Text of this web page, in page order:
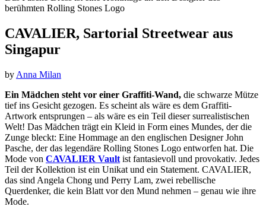
berühmten Rolling Stones Logo
CAVALIER, Sartorial Streetwear aus
Singapur
by Anna Milan
Ein Mädchen steht vor einer Graffiti-Wand, die schwarze Mütze
tief ins Gesicht gezogen. Es scheint als wäre es dem Graffiti-
Artwork entsprungen – als wäre es ein Teil dieser surrealistischen
Welt! Das Mädchen trägt ein Kleid in Form eines Mundes, der die
Zunge bleckt: Eine Hommage an den englischen Designer John
Pasche, der das legendäre Rolling Stones Logo entworfen hat. Die
Mode von CAVALIER Vault ist fantasievoll und provokativ. Jedes
Teil der Kollektion ist ein Unikat und ein Statement. CAVALIER,
das sind Angela Chong und Perry Lam, zwei rebellische
Querdenker, die kein Blatt vor den Mund nehmen – genau wie ihre
Mode.